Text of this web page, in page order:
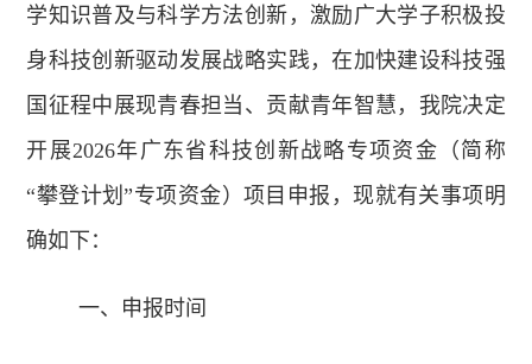
学知识普及与科学方法创新，激励广大学子积极投
身科技创新驱动发展战略实践，在加快建设科技强
国征程中展现青春担当、贡献青年智慧，我院决定
开展2026年广东省科技创新战略专项资金（简称
“攀登计划”专项资金）项目申报，现就有关事项明
确如下：
一、申报时间